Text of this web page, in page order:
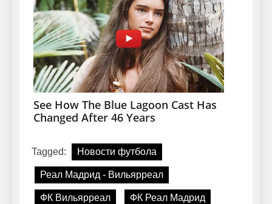
Tagged: Новости футбола
Реал Мадрид - Вильярреал
ФК Вильярреал ФК Реал Мадрид